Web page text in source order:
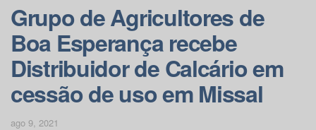
Grupo de Agricultores de
Boa Esperança recebe
Distribuidor de Calcário em
cessão de uso em Missal
ago 9, 2021